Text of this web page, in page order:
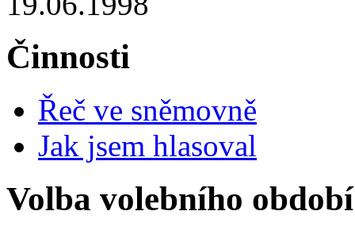
Činnosti
Řeč ve sněmovně
Jak jsem hlasoval
Volba volebního období